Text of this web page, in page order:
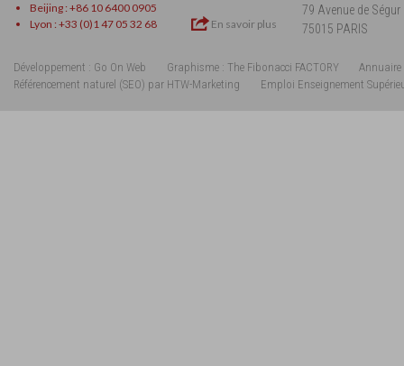
Beijing : +86 10 6400 0905
Lyon : +33 (0)1 47 05 32 68
En savoir plus
79 Avenue de Ségur
75015 PARIS
Développement : Go On Web Graphisme : The Fibonacci FACTORY
Annuaire
Référencement naturel (SEO) par HTW-Marketing
Emploi Enseignement